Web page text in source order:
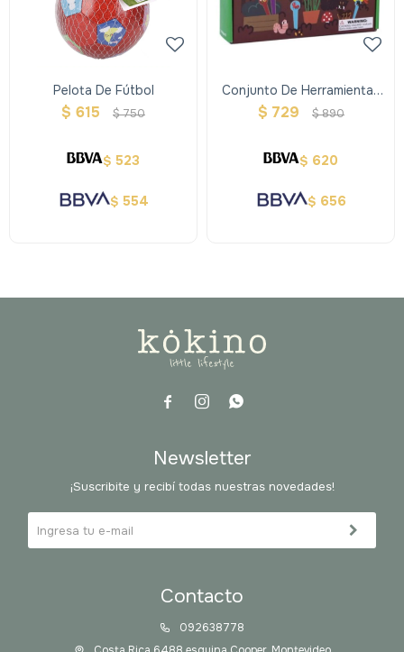
Pelota De Fútbol
$ 615 $750
$ 523
$ 554
Conjunto De Herramientas
De Jardinería
$ 729 $890
$ 620
$ 656
  
Contacto
092638778
Newsletter
¡Suscribite y recibí todas nuestras novedades!